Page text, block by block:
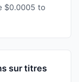
$0.0005 to
sur titres